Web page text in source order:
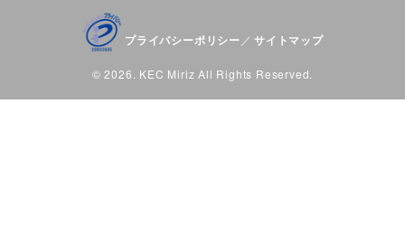
プライバシーポリシー ／ サイトマップ
© 2026. KEC Miriz All Rights Reserved.